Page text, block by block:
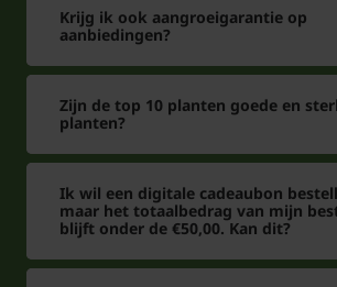
Krijg ik ook aangroeigarantie op
aanbiedingen?
Zijn de top 10 planten goede en
planten?
Ik wil een digitale cadeaubon
maar het totaalbedrag van mijn
blijft onder de €50,00. Kan dit?